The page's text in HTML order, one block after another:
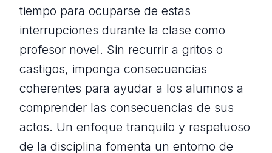
tiempo para ocuparse de estas
interrupciones durante la clase como
profesor novel. Sin recurrir a gritos o
castigos, imponga consecuencias
coherentes para ayudar a los alumnos a
comprender las consecuencias de sus
actos. Un enfoque tranquilo y respetuoso
de la disciplina fomenta un entorno de